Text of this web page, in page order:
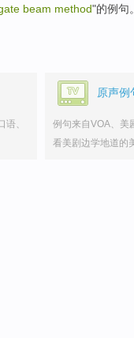
beam method"的例句
、
原声例
例句来自VOA、美
看美剧边学地道的